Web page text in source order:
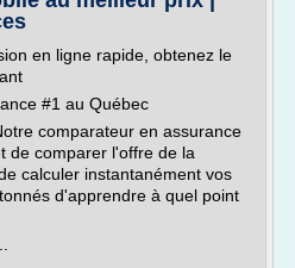
en ligne rapide, obtenez le
#1 au Québec
comparateur en assurance
de comparer l'offre de la
calculer instantanément vos
d'apprendre à quel point